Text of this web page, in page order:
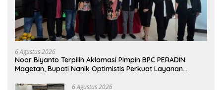
6 Agustus 2026
Noor Biyanto Terpilih Aklamasi Pimpin BPC PERADIN
Magetan, Bupati Nanik Optimistis Perkuat Layanan
6 Agustus 2026